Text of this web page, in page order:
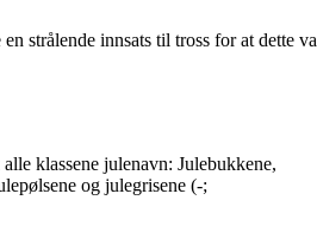
strålende innsats til tross for at dette
klassene julenavn: Julebukkene,
og julegrisene (-;